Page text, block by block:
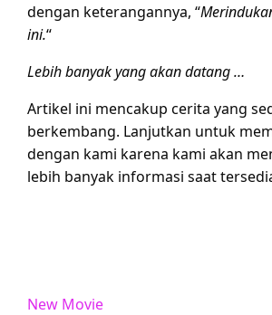
dengan keterangannya, “
ini.“
Lebih banyak yang akan datang …
Artikel ini mencakup cerita yang
berkembang. Lanjutkan untuk
dengan kami karena kami akan
lebih banyak informasi saat
New Movie